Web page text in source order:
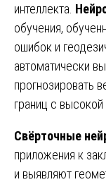
интеллекта.
обучения,
ошибок и
автоматически
прогнозировать
границ с высокой
Свёрточные
приложения к
и выявляют